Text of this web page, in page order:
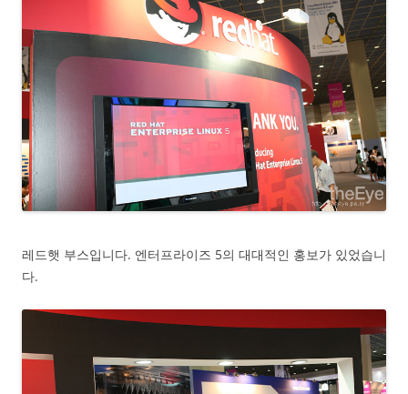
레드햇 부스입니다. 엔터프라이즈 5의 대대적인 홍보가 있었습니
다.